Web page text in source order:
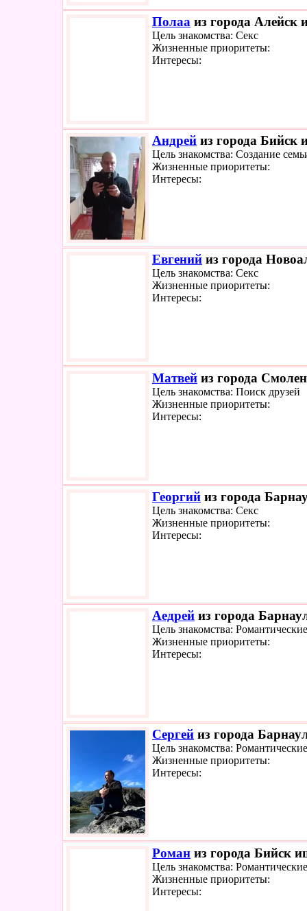
Полаа из города Алейск
Цель знакомства: Секс
Жизненные приоритеты:
Интересы:
Андрей из города Бийск
Цель знакомства: Создание
Жизненные приоритеты:
Интересы:
Евгений из города
Цель знакомства: Секс
Жизненные приоритеты:
Интересы:
Матвей из города
Цель знакомства: Поиск друзей
Жизненные приоритеты:
Интересы:
Георгий из города
Цель знакомства: Секс
Жизненные приоритеты:
Интересы:
Аедрей из города
Цель знакомства:
Жизненные приоритеты:
Интересы:
Сергей из города
Цель знакомства:
Жизненные приоритеты:
Интересы:
Роман из города Бийск
Цель знакомства:
Жизненные приоритеты:
Интересы: